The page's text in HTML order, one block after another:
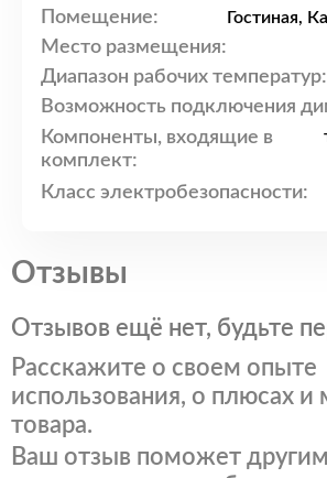
Помещение: Гостиная,
Место размещения:
Диапазон рабочих температур:
Возможность подключения
Компоненты, входящие в
комплект:
Класс электробезопасности:
Отзывы
Отзывов ещё нет, будьте
Расскажите о своем опыте
использования, о плюсах и
товара.
Ваш отзыв поможет